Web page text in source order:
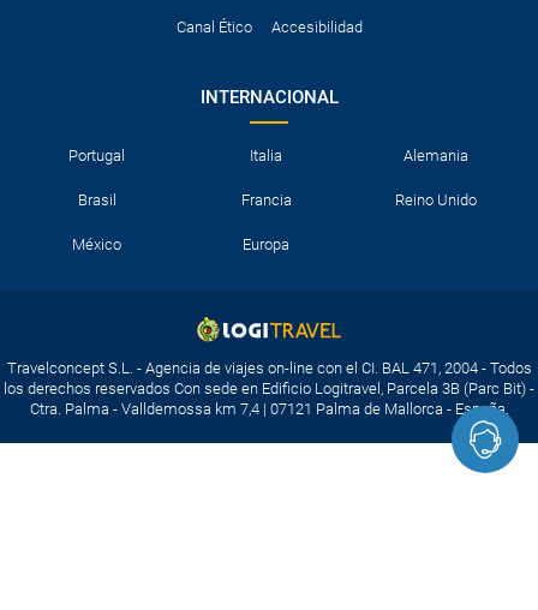
Canal Ético Accesibilidad
INTERNACIONAL
Portugal Italia Alemania
Brasil Francia Reino Unido
México Europa
Travelconcept S.L. - Agencia de viajes on-line con el CI. BAL 471, 2004 - Todos
los derechos reservados Con sede en Edificio Logitravel, Parcela 3B (Parc Bit) -
Ctra. Palma - Valldemossa km 7,4 | 07121 Palma de Mallorca - España.